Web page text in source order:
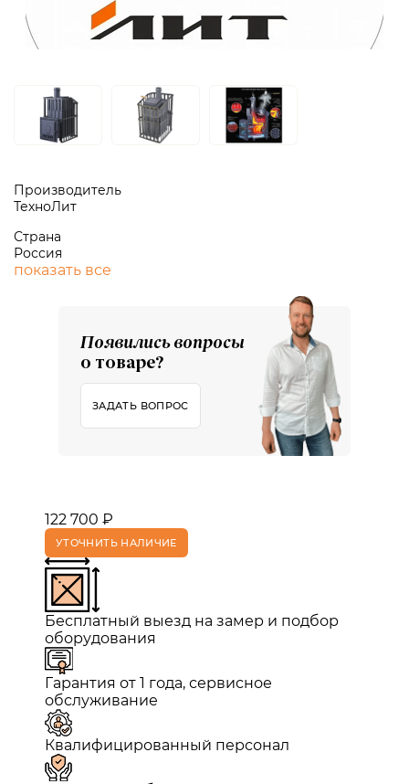
Производитель
ТехноЛит
Страна
Россия
показать все
Появились вопросы
о товаре?
ЗАДАТЬ ВОПРОС
122 700 ₽
УТОЧНИТЬ НАЛИЧИЕ
Бесплатный выезд на замер и подбор
оборудования
Гарантия от 1 года, сервисное
обслуживание
Квалифицированный персонал